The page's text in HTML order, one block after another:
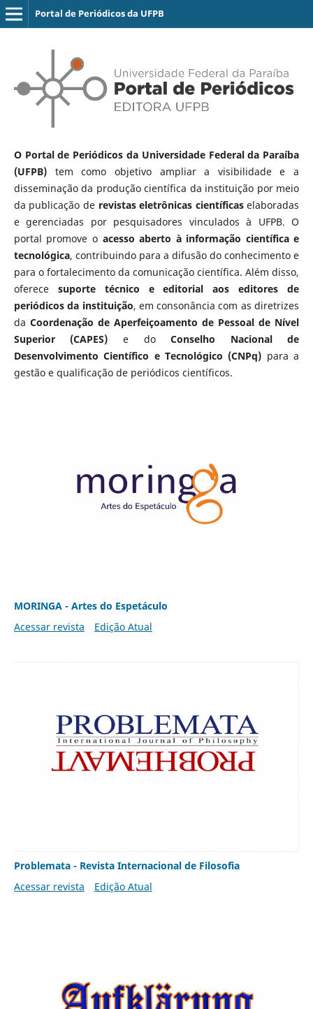
Portal de Periódicos da UFPB
O Portal de Periódicos da Universidade Federal da Paraíba
(UFPB)tem como objetivo ampliar a visibilidade e a
disseminação da produção científica da instituição por meio
da publicação de revistas eletrônicas científicaselaboradas
e gerenciadas por pesquisadores vinculados à UFPB. O
portal promove o acesso aberto à informação científica e
tecnológica, contribuindo para a difusão do conhecimento e
para o fortalecimento da comunicação científica. Além disso,
oferece suporte técnico e editorial aos editores de
periódicos da instituição, em consonância com as diretrizes
da Coordenação de Aperfeiçoamento de Pessoal de Nível
Superior (CAPES) e doConselho Nacional de
Desenvolvimento Científico e Tecnológico (CNPq) para a
gestão e qualificação de periódicos científicos.
MORINGA - Artes do Espetáculo
Acessar revista
Edição Atual
Problemata - Revista Internacional de Filosofia
Acessar revista
Edição Atual